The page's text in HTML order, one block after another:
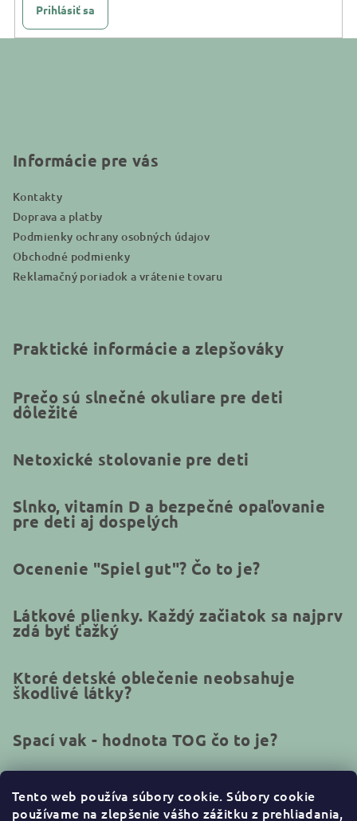
Tento web používa súbory cookie.Súbory cookie
používame na zlepšenie vášho zážitku z prehliadania,
Prihlásiť sa
Informácie pre vás
Kontakty
Doprava a platby
Podmienky ochrany osobných údajov
Obchodné podmienky
Reklamačný poriadok a vrátenie tovaru
Praktické informácie a zlepšováky
Prečo sú slnečné okuliare pre deti
dôležité
Netoxické stolovanie pre deti
Slnko, vitamín D a bezpečné opaľovanie
pre deti aj dospelých
Ocenenie "Spiel gut"? Čo to je?
Látkové plienky. Každý začiatok sa najprv
zdá byť ťažký
Ktoré detské oblečenie neobsahuje
škodlivé látky?
Spací vak - hodnota TOG čo to je?